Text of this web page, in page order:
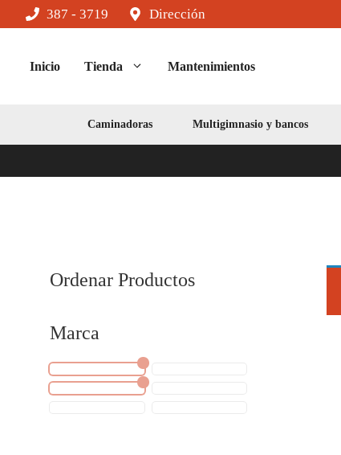
al
387 - 3719 Dirección
Inicio Tienda Mantenimientos
Caminadoras Multigimnasio y bancos
Ordenar Productos
Marca